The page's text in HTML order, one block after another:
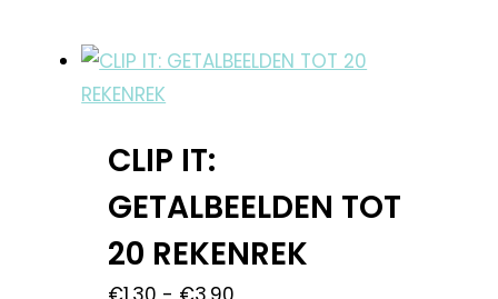
CLIP IT:
GETALBEELDEN TOT
20 REKENREK